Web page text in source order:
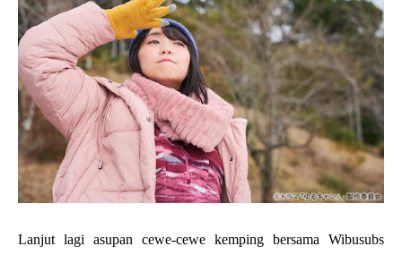
Lanjut lagi asupan cewe-cewe kemping bersama Wibusubs